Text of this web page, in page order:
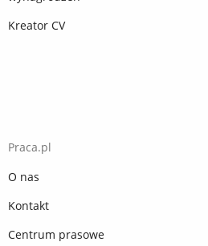
Kreator CV
Praca.pl
O nas
Kontakt
Centrum prasowe